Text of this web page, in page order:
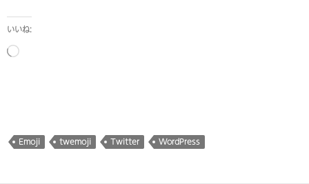
いいね:
読
Emoji twemoji Twitter WordPress